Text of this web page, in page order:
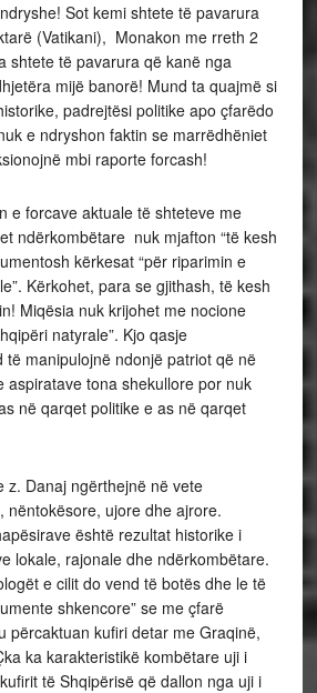
Sot kemi shtete të pavarura
(Vatikani), Monakon me rreth 2
shtete të pavarura që kanë nga
mijë banorë! Mund ta quajmë si
padrejtësi politike apo çfarëdo
e ndryshon faktin se marrëdhëniet
mbi raporte forcash!
e forcave aktuale të shteteve me
ndërkombëtare nuk mjafton “të kesh
kërkesat “për riparimin e
Kërkohet, para se gjithash, të kesh
Miqësia nuk krijohet me nocione
natyrale”. Kjo qasje
të manipulojnë ndonjë patriot që në
aspiratave tona shekullore por nuk
në qarqet politike e as në qarqet
z. Danaj ngërthejnë në vete
nëntokësore, ujore dhe ajrore.
është rezultat historike i
lokale, rajonale dhe ndërkombëtare.
e cilit do vend të botës dhe le të
shkencore” se me çfarë
përcaktuan kufiri detar me Graqinë,
ka karakteristikë kombëtare uji i
të Shqipërisë që dallon nga uji i